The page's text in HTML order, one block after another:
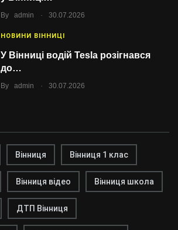
By admin . 30.07.2026
НОВИНИ ВІННИЦІ
У Вінниці водій Tesla розігнався
до…
By admin . 30.07.2026
Вінниця Вінниця 1 клас
Вінниця відео Вінниця школа
ДТП Вінниця